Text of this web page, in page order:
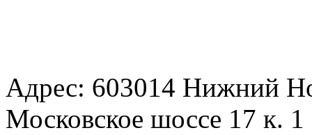
Адрес: 603014 Нижний
Московское шоссе 17 к.